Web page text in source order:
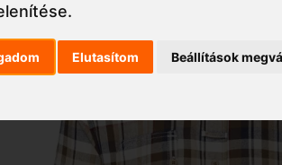
.
Elutasítom Beállítások